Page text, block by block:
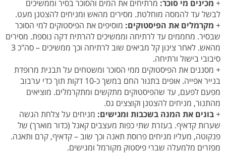
+ מכינים מי סוכר: מרתיחים את המים והסוכר בסיר וממשיכים
לבשל עד להמסה מוחלטת. מסירים מהאש ומניחים להצטנן מעט.
+ מקרמלים את הפיסטוקים: מוסיפים את הפיסטוקים למי הסוכר
שבסיר. מחממים עד לרתיחה וממשיכים להרתיח דקה נוספת. מסירים
מהאש. לאחר צינון קל מביאים שוב לרתיחה וכך ממשיכים – סה"כ 3
סיבובי בישול ורתיחה.
+ מסננים את הפיסטוקים ממי הסוכר ומשטחים על תבנית מרופדת
בנייר אפייה. אופים בתנור החם במשך כ-10 דקות תוך כדי ערבוב
מפעם לפעם, עד שהפיסטוקים מתקשים ומתקרמלים. מוציאים
מהתנור, מניחים להצטנן וקוצצים גס.
+בונים את המנה בשכבות ומגישים: מניחים על צלחת הגשה
שערות קדאיף. בעזרת שתי כפות מעצבים קאנל (כדור מוארך) של
פנקוטה, מעליו מניחים פרוסת תאנה וכך שוב – קדאיף, קרם ותאנה.
מפזרים מלמעלה שברי פיסטוק מקורמל ומגישים.